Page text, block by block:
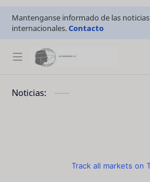
Mantenganse informado de las
internacionales.Contacto
Noticias:
Track all markets on